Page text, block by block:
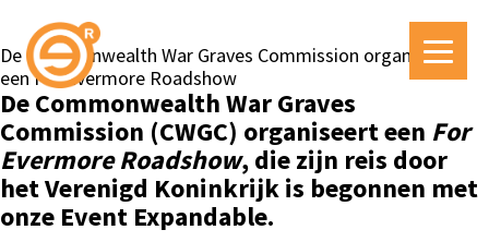
De Commonwealth War Graves Commission organiseert
een For Evermore Roadshow
De Commonwealth War Graves
Commission (CWGC) organiseert een For
Evermore Roadshow, die zijn reis door
het Verenigd Koninkrijk is begonnen met
onze Event Expandable.